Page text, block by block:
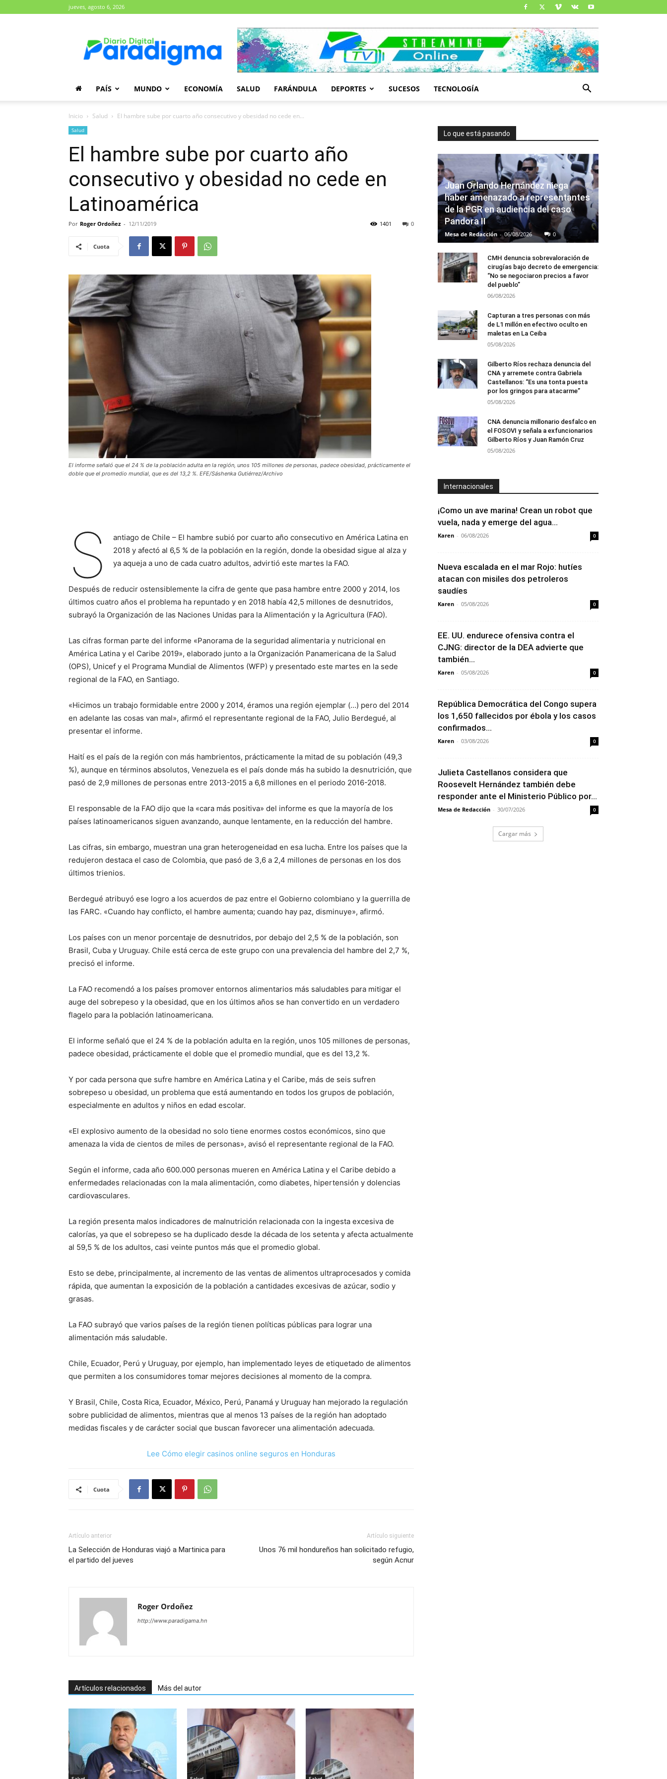
jueves, agosto 6, 2026
Paradigma
PAÍS MUNDO ECONOMÍA SALUD FARÁNDULA DEPORTES SUCESOS TECNOLOGÍA
Inicio Salud El hambre sube por cuarto año consecutivo y obesidad no cede en...
Salud
El hambre sube por cuarto año
consecutivo y obesidad no cede en
Latinoamérica
Por Roger Ordoñez - 12/11/2019 0
1401
Cuota
El informe señaló que el 24 % de la población adulta en la región, unos 105 millones de personas, padece obesidad, prácticamente el
doble que el promedio mundial, que es del 13,2 %. EFE/Sáshenka Gutiérrez/Archivo
S
antiago de Chile – El hambre subió por cuarto año consecutivo en América Latina en
2018 y afectó al 6,5 % de la población en la región, donde la obesidad sigue al alza y
ya aqueja a uno de cada cuatro adultos, advirtió este martes la FAO.
Después de reducir ostensiblemente la cifra de gente que pasa hambre entre 2000 y 2014, los
últimos cuatro años el problema ha repuntado y en 2018 había 42,5 millones de desnutridos,
subrayó la Organización de las Naciones Unidas para la Alimentación y la Agricultura (FAO).
Las cifras forman parte del informe «Panorama de la seguridad alimentaria y nutricional en
América Latina y el Caribe 2019», elaborado junto a la Organización Panamericana de la Salud
(OPS), Unicef y el Programa Mundial de Alimentos (WFP) y presentado este martes en la sede
regional de la FAO, en Santiago.
«Hicimos un trabajo formidable entre 2000 y 2014, éramos una región ejemplar (…) pero del 2014
en adelante las cosas van mal», afirmó el representante regional de la FAO, Julio Berdegué, al
presentar el informe.
Haití es el país de la región con más hambrientos, prácticamente la mitad de su población (49,3
%), aunque en términos absolutos, Venezuela es el país donde más ha subido la desnutrición, que
pasó de 2,9 millones de personas entre 2013-2015 a 6,8 millones en el periodo 2016-2018.
El responsable de la FAO dijo que la «cara más positiva» del informe es que la mayoría de los
países latinoamericanos siguen avanzando, aunque lentamente, en la reducción del hambre.
Las cifras, sin embargo, muestran una gran heterogeneidad en esa lucha. Entre los países que la
redujeron destaca el caso de Colombia, que pasó de 3,6 a 2,4 millones de personas en los dos
últimos trienios.
Berdegué atribuyó ese logro a los acuerdos de paz entre el Gobierno colombiano y la guerrilla de
las FARC. «Cuando hay conflicto, el hambre aumenta; cuando hay paz, disminuye», afirmó.
Los países con un menor porcentaje de desnutridos, por debajo del 2,5 % de la población, son
Brasil, Cuba y Uruguay. Chile está cerca de este grupo con una prevalencia del hambre del 2,7 %,
precisó el informe.
La FAO recomendó a los países promover entornos alimentarios más saludables para mitigar el
auge del sobrepeso y la obesidad, que en los últimos años se han convertido en un verdadero
flagelo para la población latinoamericana.
El informe señaló que el 24 % de la población adulta en la región, unos 105 millones de personas,
padece obesidad, prácticamente el doble que el promedio mundial, que es del 13,2 %.
Y por cada persona que sufre hambre en América Latina y el Caribe, más de seis sufren
sobrepeso u obesidad, un problema que está aumentando en todos los grupos de población,
especialmente en adultos y niños en edad escolar.
«El explosivo aumento de la obesidad no solo tiene enormes costos económicos, sino que
amenaza la vida de cientos de miles de personas», avisó el representante regional de la FAO.
Según el informe, cada año 600.000 personas mueren en América Latina y el Caribe debido a
enfermedades relacionadas con la mala alimentación, como diabetes, hipertensión y dolencias
cardiovasculares.
La región presenta malos indicadores de malnutrición relacionada con la ingesta excesiva de
calorías, ya que el sobrepeso se ha duplicado desde la década de los setenta y afecta actualmente
al 59,5 % de los adultos, casi veinte puntos más que el promedio global.
Esto se debe, principalmente, al incremento de las ventas de alimentos ultraprocesados y comida
rápida, que aumentan la exposición de la población a cantidades excesivas de azúcar, sodio y
grasas.
La FAO subrayó que varios países de la región tienen políticas públicas para lograr una
alimentación más saludable.
Chile, Ecuador, Perú y Uruguay, por ejemplo, han implementado leyes de etiquetado de alimentos
que permiten a los consumidores tomar mejores decisiones al momento de la compra.
Y Brasil, Chile, Costa Rica, Ecuador, México, Perú, Panamá y Uruguay han mejorado la regulación
sobre publicidad de alimentos, mientras que al menos 13 países de la región han adoptado
medidas fiscales y de carácter social que buscan favorecer una alimentación adecuada.
Lee Cómo elegir casinos online seguros en Honduras
Cuota
Artículo anterior
La Selección de Honduras viajó a Martinica para
el partido del jueves
Artículo siguiente
Unos 76 mil hondureños han solicitado refugio,
según Acnur
Roger Ordoñez
http://www.paradigama.hn
Artículos relacionados Más del autor
Lo que está pasando
Juan Orlando Hernández niega
haber amenazado a representantes
de la PGR en audiencia del caso
Pandora II
Mesa de Redacción - 06/08/2026 0
CMH denuncia sobrevaloración de
cirugías bajo decreto de emergencia:
“No se negociaron precios a favor
del pueblo”
06/08/2026
Capturan a tres personas con más
de L1 millón en efectivo oculto en
maletas en La Ceiba
05/08/2026
Gilberto Ríos rechaza denuncia del
CNA y arremete contra Gabriela
Castellanos: “Es una tonta puesta
por los gringos para atacarme”
05/08/2026
CNA denuncia millonario desfalco en
el FOSOVI y señala a exfuncionarios
Gilberto Ríos y Juan Ramón Cruz
05/08/2026
Internacionales
¡Como un ave marina! Crean un robot que
vuela, nada y emerge del agua...
Karen - 06/08/2026 0
Nueva escalada en el mar Rojo: hutíes
atacan con misiles dos petroleros
saudíes
Karen - 05/08/2026 0
EE. UU. endurece ofensiva contra el
CJNG: director de la DEA advierte que
también...
Karen - 05/08/2026 0
República Democrática del Congo supera
los 1,650 fallecidos por ébola y los casos
confirmados...
Karen - 03/08/2026 0
Julieta Castellanos considera que
Roosevelt Hernández también debe
responder ante el Ministerio Público por...
Mesa de Redacción - 30/07/2026 0
Cargar más